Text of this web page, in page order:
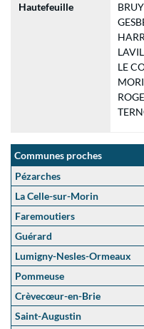
Hautefeuille
LE
Communes proches
Pézarches
La Celle-sur-Morin
Faremoutiers
Guérard
Lumigny-Nesles-Ormeaux
Pommeuse
Crèvecœur-en-Brie
Saint-Augustin